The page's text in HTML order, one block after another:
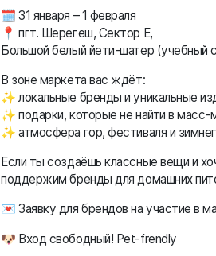
🗓 31 января – 1 февраля
📍 пгт. Шерегеш, Сектор Е,
Большой белый йети-шатер (учебный
В зоне маркета вас ждёт:
✨ локальные бренды и уникальные
✨ подарки, которые не найти в масс-
✨ атмосфера гор, фестиваля и
Если ты создаёшь классные вещи и
поддержим бренды для домашних
💌 Заявку для брендов на участие в
🐶 Вход свободный! Pet-frendly